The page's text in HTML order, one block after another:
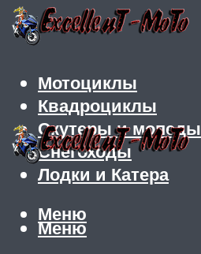
Мотоциклы
Квадроциклы
Скутеры и мопеды
Снегоходы
Лодки и Катера
Меню
Меню